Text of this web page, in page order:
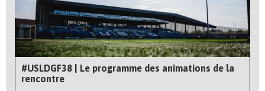
#USLDGF38 | Le programme des animations de la
rencontre